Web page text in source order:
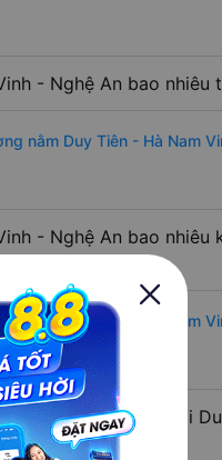
- Nghệ An bao nhiêu
nằm Duy Tiên - Hà Nam
- Nghệ An bao nhiêu
nằm đi Duy Tiên - Hà Nam
xe Giường nằm đi